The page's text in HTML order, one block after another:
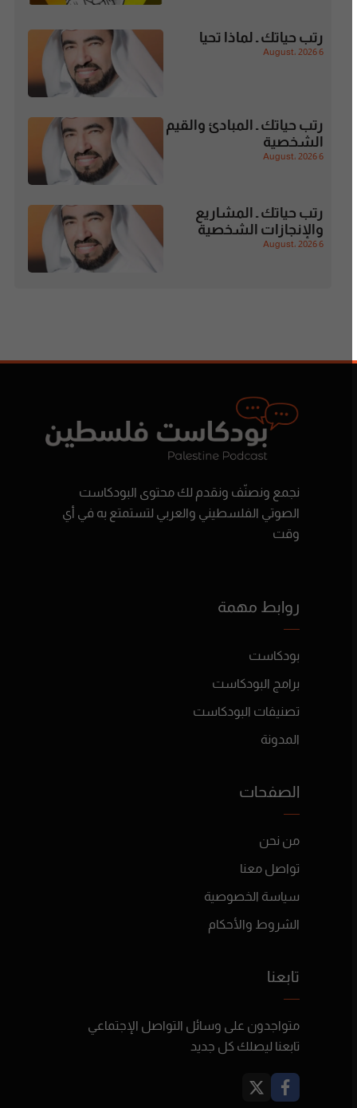
رتب حياتك ـ لماذا تحيا
6 August، 2026
رتب حياتك ـ المبادئ والقيم
الشخصية
6 August، 2026
رتب حياتك ـ المشاريع
والإنجازات الشخصية
6 August، 2026
نجمع ونصنّف ونقدم لك محتوى البودكاست
الصوتي الفلسطيني والعربي لتستمتع به في أي
وقت
روابط مهمة
بودكاست
برامج البودكاست
تصنيفات البودكاست
المدونة
الصفحات
من نحن
تواصل معنا
سياسة الخصوصية
الشروط والأحكام
تابعنا
متواجدون على وسائل التواصل الإجتماعي
تابعنا ليصلك كل جديد